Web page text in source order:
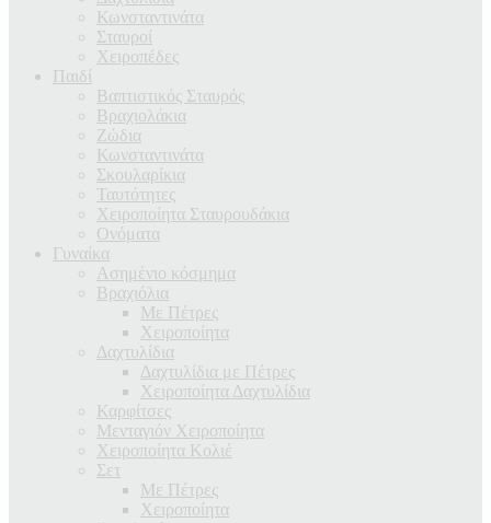
Κωνσταντινάτα
Σταυροί
Χειροπέδες
Παιδί
Βαπτιστικός Σταυρός
Βραχιολάκια
Ζώδια
Κωνσταντινάτα
Σκουλαρίκια
Ταυτότητες
Χειροποίητα Σταυρουδάκια
Ονόματα
Γυναίκα
Ασημένιο κόσμημα
Βραχιόλια
Με Πέτρες
Χειροποίητα
Δαχτυλίδια
Δαχτυλίδια με Πέτρες
Χειροποίητα Δαχτυλίδια
Καρφίτσες
Μενταγιόν Χειροποίητα
Χειροποίητα Κολιέ
Σετ
Με Πέτρες
Χειροποίητα